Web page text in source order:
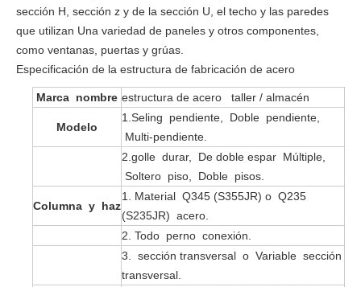
sección H, sección z y de la sección U, el techo y las paredes
que utilizan Una variedad de paneles y otros componentes,
como ventanas, puertas y grúas.
Especificación de la estructura de fabricación de acero
Marca nombre estructura de acero taller / almacén
Modelo
1.Seling pendiente, Doble pendiente,
Multi-pendiente.
2.golle durar, De doble espar Múltiple,
Soltero piso, Doble pisos.
Columna y haz
1. Material Q345 (S355JR) o Q235
(S235JR) acero.
2. Todo perno conexión.
3. sección transversal o Variable sección
transversal.